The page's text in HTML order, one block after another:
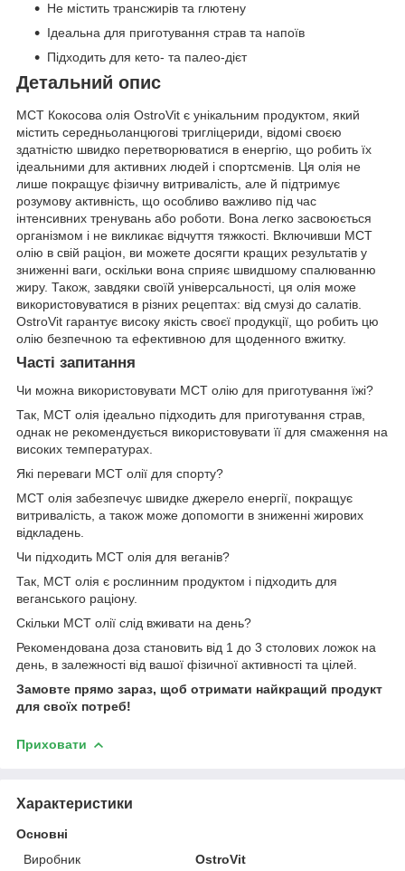
Не містить трансжирів та глютену
Ідеальна для приготування страв та напоїв
Підходить для кето- та палео-дієт
Детальний опис
MCT Кокосова олія OstroVit є унікальним продуктом, який
містить середньоланцюгові тригліцериди, відомі своєю
здатністю швидко перетворюватися в енергію, що робить їх
ідеальними для активних людей і спортсменів. Ця олія не
лише покращує фізичну витривалість, але й підтримує
розумову активність, що особливо важливо під час
інтенсивних тренувань або роботи. Вона легко засвоюється
організмом і не викликає відчуття тяжкості. Включивши MCT
олію в свій раціон, ви можете досягти кращих результатів у
зниженні ваги, оскільки вона сприяє швидшому спалюванню
жиру. Також, завдяки своїй універсальності, ця олія може
використовуватися в різних рецептах: від смузі до салатів.
OstroVit гарантує високу якість своєї продукції, що робить цю
олію безпечною та ефективною для щоденного вжитку.
Часті запитання
Чи можна використовувати MCT олію для приготування їжі?
Так, MCT олія ідеально підходить для приготування страв,
однак не рекомендується використовувати її для смаження на
високих температурах.
Які переваги MCT олії для спорту?
MCT олія забезпечує швидке джерело енергії, покращує
витривалість, а також може допомогти в зниженні жирових
відкладень.
Чи підходить MCT олія для веганів?
Так, MCT олія є рослинним продуктом і підходить для
веганського раціону.
Скільки MCT олії слід вживати на день?
Рекомендована доза становить від 1 до 3 столових ложок на
день, в залежності від вашої фізичної активності та цілей.
Замовте прямо зараз, щоб отримати найкращий продукт
для своїх потреб!
Приховати
Характеристики
Основні
Виробник
OstroVit